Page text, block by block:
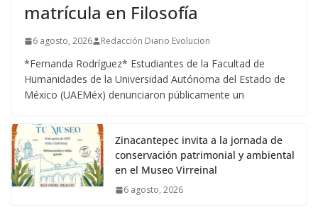
matrícula en Filosofía
6 agosto, 2026 Redacción Diario Evolucion
*Fernanda Rodríguez* Estudiantes de la Facultad de
Humanidades de la Universidad Autónoma del Estado de
México (UAEMéx) denunciaron públicamente un
Zinacantepec invita a la jornada de
conservación patrimonial y ambiental
en el Museo Virreinal
6 agosto, 2026